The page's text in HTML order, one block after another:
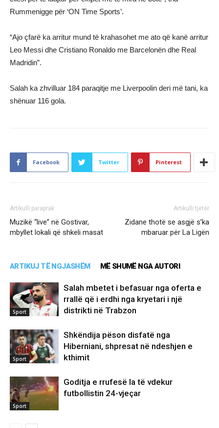
Rummenigge për ‘ON Time Sports’.
“Ajo çfarë ka arritur mund të krahasohet me ato që kanë arritur
Leo Messi dhe Cristiano Ronaldo me Barcelonën dhe Real
Madridin”.
Salah ka zhvilluar 184 paraqitje me Liverpoolin deri më tani, ka
shënuar 116 gola.
Facebook Twitter Pinterest
Artikulli paraprak
Muzikë “live” në Gostivar,
mbyllet lokali që shkeli masat
Artikulli tjetër
Zidane thotë se asgjë s’ka
mbaruar për La Ligën
ARTIKUJ TË NGJASHËM MË SHUMË NGA AUTORI
Sport
Salah mbetet i befasuar nga oferta e
rrallë që i erdhi nga kryetari i një
distrikti në Trabzon
Sport
Shkëndija pëson disfatë nga
Hiberniani, shpresat në ndeshjen e
kthimit
Sport
Goditja e rrufesë la të vdekur
futbollistin 24-vjeçar